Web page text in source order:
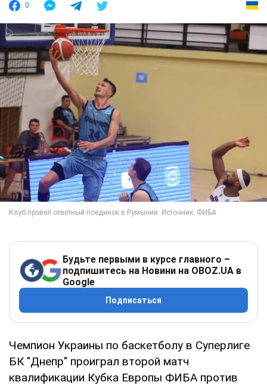
0
Будьте первыми в курсе главного –
подпишитесь на Новини на OBOZ.UA в
Google
Подписаться
Чемпион Украины по баскетболу в Суперлиге
БК "Днепр" проиграл второй матч
квалификации Кубка Европы ФИБА против